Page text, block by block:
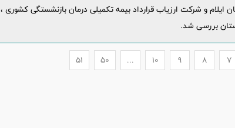
و شرکت ارزیاب قرارداد بیمه تکمیلی درمان بازنشستگی کشوری ،
بررسی شد.
7
8
9
10
...
50
51